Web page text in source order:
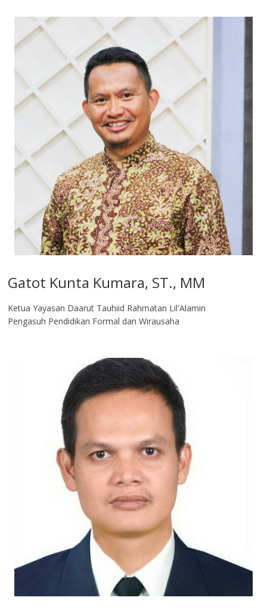
Gatot Kunta Kumara, ST., MM
Ketua Yayasan Daarut Tauhiid Rahmatan Lil'Alamin
Pengasuh Pendidikan Formal dan Wirausaha